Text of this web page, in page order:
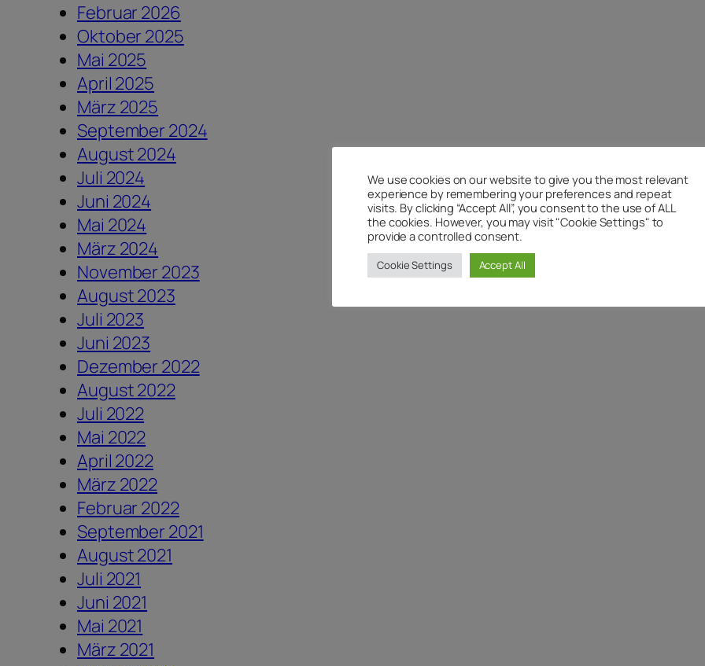
Februar 2026
Oktober 2025
Mai 2025
April 2025
März 2025
September 2024
August 2024
Juli 2024
Juni 2024
Mai 2024
März 2024
November 2023
August 2023
Juli 2023
Juni 2023
Dezember 2022
August 2022
Juli 2022
Mai 2022
April 2022
März 2022
Februar 2022
September 2021
August 2021
Juli 2021
Juni 2021
Mai 2021
März 2021
We use cookies on our website to give you the most relevant
experience by remembering your preferences and repeat
visits. By clicking “Accept All”, you consent to the use of ALL
the cookies. However, you may visit "Cookie Settings" to
provide a controlled consent.
Cookie Settings Accept All